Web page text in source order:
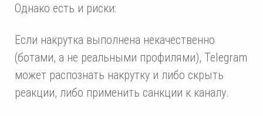
Однако есть и риски:
Если накрутка выполнена некачественно
(ботами, а не реальными профилями), Telegram
может распознать накрутку и либо скрыть
реакции, либо применить санкции к каналу.